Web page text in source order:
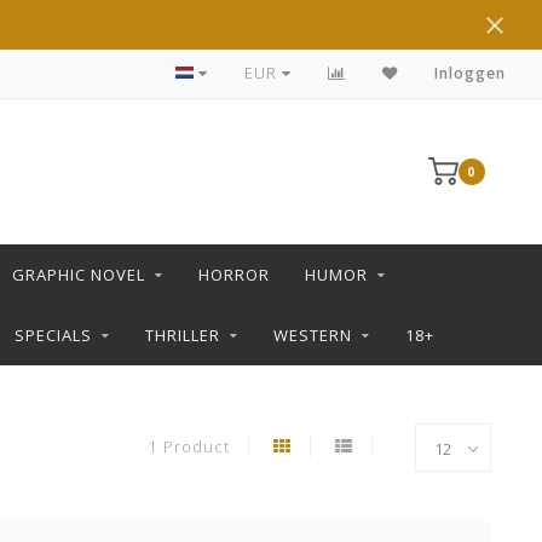
DE LEUKSTE STRIPS KOOP JE IN DE L SHOP
EUR Inloggen
0
GRAPHIC NOVEL HORROR HUMOR
SPECIALS THRILLER WESTERN 18+
1 Product